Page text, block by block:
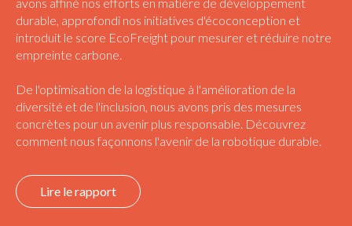
durable, approfondi nos initiatives d'écoconception et
introduit le score EcoFreight pour mesurer et réduire notre
empreinte carbone.
De l'optimisation de la logistique à l'amélioration de la
diversité et de l'inclusion, nous avons pris des mesures
concrètes pour un avenir plus responsable. Découvrez
comment nous façonnons l'avenir de la robotique durable.
Lire le rapport